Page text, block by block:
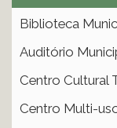
Biblioteca
Auditório
Centro Cultural
Centro Multi-